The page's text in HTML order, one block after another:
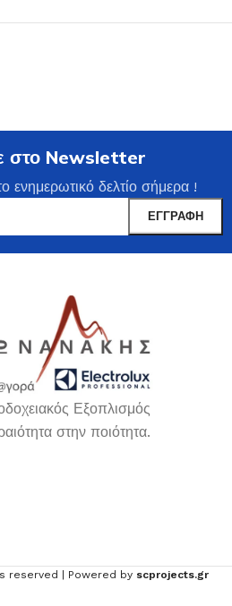
στο Newsletter
ενημερωτικό δελτίο σήμερα !
Εξοπλισμός
στην ποιότητα.
reserved | Powered by scprojects.gr